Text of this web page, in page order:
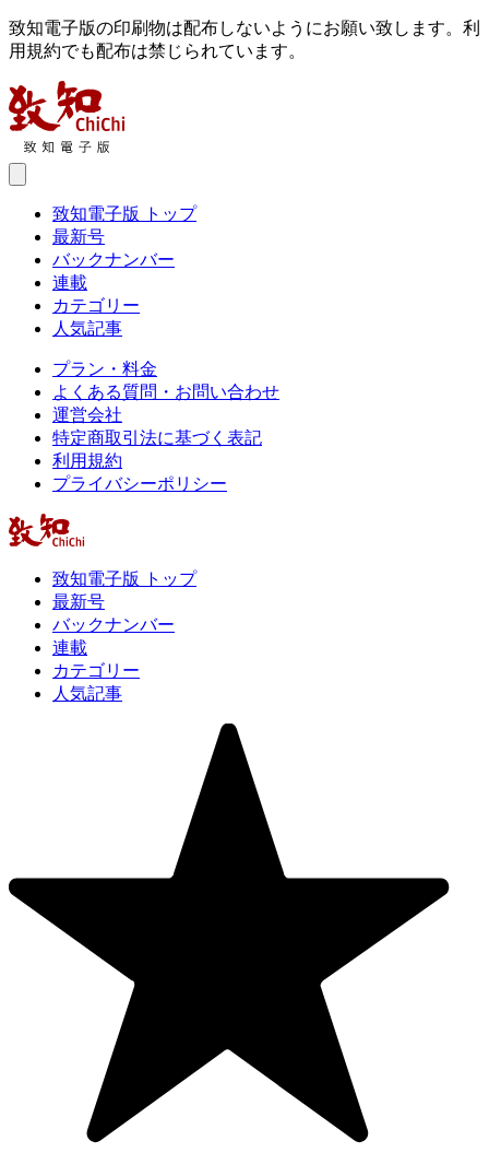
致知電子版の印刷物は配布しないようにお願い致します。利
用規約でも配布は禁じられています。
致知電子版 トップ
最新号
バックナンバー
連載
カテゴリー
人気記事
プラン・料金
よくある質問・お問い合わせ
運営会社
特定商取引法に基づく表記
利用規約
プライバシーポリシー
致知電子版 トップ
最新号
バックナンバー
連載
カテゴリー
人気記事